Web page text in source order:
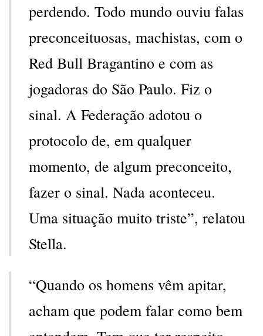
perdendo. Todo mundo ouviu falas
preconceituosas, machistas, com o
Red Bull Bragantino e com as
jogadoras do São Paulo. Fiz o
sinal. A Federação adotou o
protocolo de, em qualquer
momento, de algum preconceito,
fazer o sinal. Nada aconteceu.
Uma situação muito triste”, relatou
Stella.
“Quando os homens vêm apitar,
acham que podem falar como bem